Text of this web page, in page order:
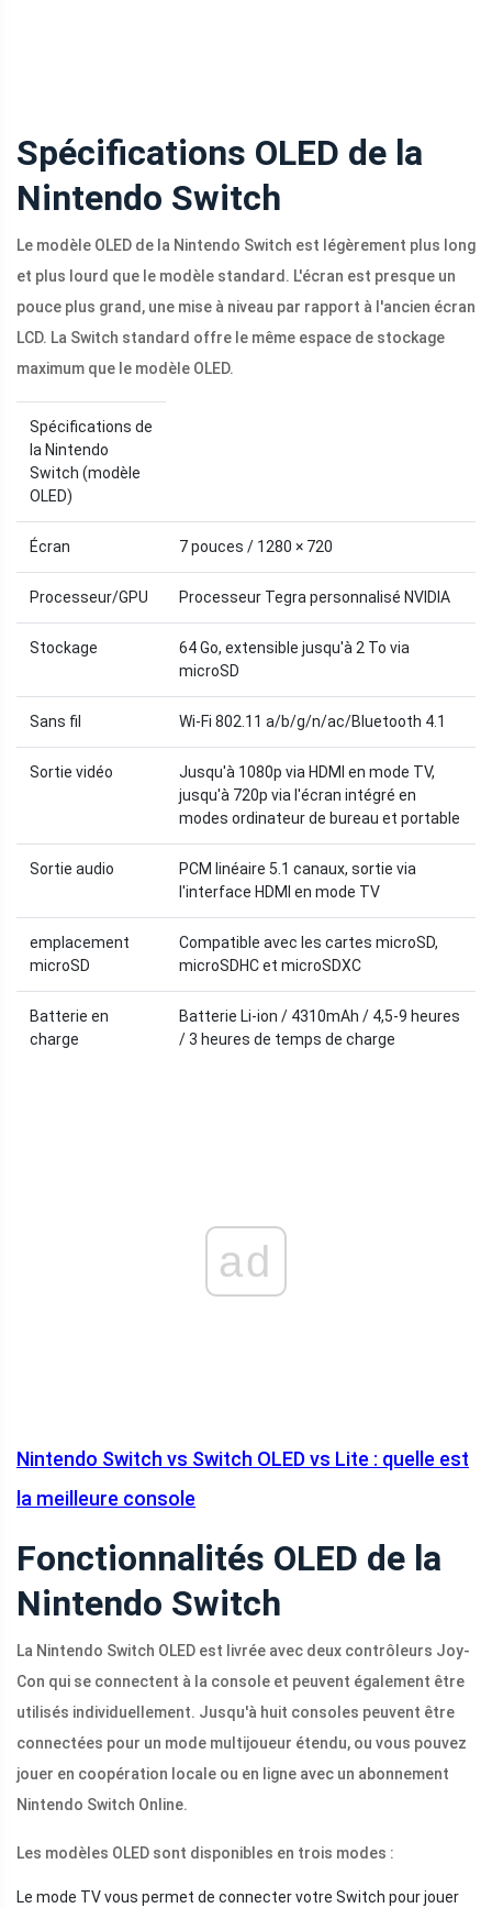
Spécifications OLED de la
Nintendo Switch
Le modèle OLED de la Nintendo Switch est légèrement plus long
et plus lourd que le modèle standard. L'écran est presque un
pouce plus grand, une mise à niveau par rapport à l'ancien écran
LCD. La Switch standard offre le même espace de stockage
maximum que le modèle OLED.
Spécifications de
la Nintendo
Switch (modèle
OLED)
Écran 7 pouces / 1280 × 720
Processeur/GPU Processeur Tegra personnalisé NVIDIA
Stockage
64 Go, extensible jusqu'à 2 To via
microSD
Sans fil Wi-Fi 802.11 a/b/g/n/ac/Bluetooth 4.1
Sortie vidéo
Jusqu'à 1080p via HDMI en mode TV,
jusqu'à 720p via l'écran intégré en
modes ordinateur de bureau et portable
Sortie audio
PCM linéaire 5.1 canaux, sortie via
l'interface HDMI en mode TV
emplacement
microSD
Compatible avec les cartes microSD,
microSDHC et microSDXC
Batterie en
charge
Batterie Li-ion / 4310mAh / 4,5-9 heures
/ 3 heures de temps de charge
ad
Nintendo Switch vs Switch OLED vs Lite : quelle est
la meilleure console
Fonctionnalités OLED de la
Nintendo Switch
La Nintendo Switch OLED est livrée avec deux contrôleurs Joy-
Con qui se connectent à la console et peuvent également être
utilisés individuellement. Jusqu'à huit consoles peuvent être
connectées pour un mode multijoueur étendu, ou vous pouvez
jouer en coopération locale ou en ligne avec un abonnement
Nintendo Switch Online.
Les modèles OLED sont disponibles en trois modes :
Le mode TV vous permet de connecter votre Switch pour jouer